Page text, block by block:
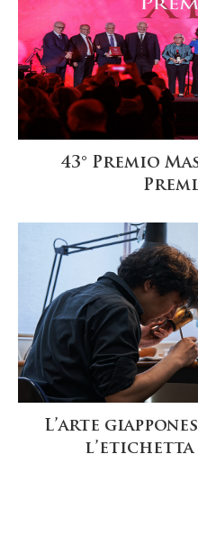
43° Premio
L’arte
l’etichetta